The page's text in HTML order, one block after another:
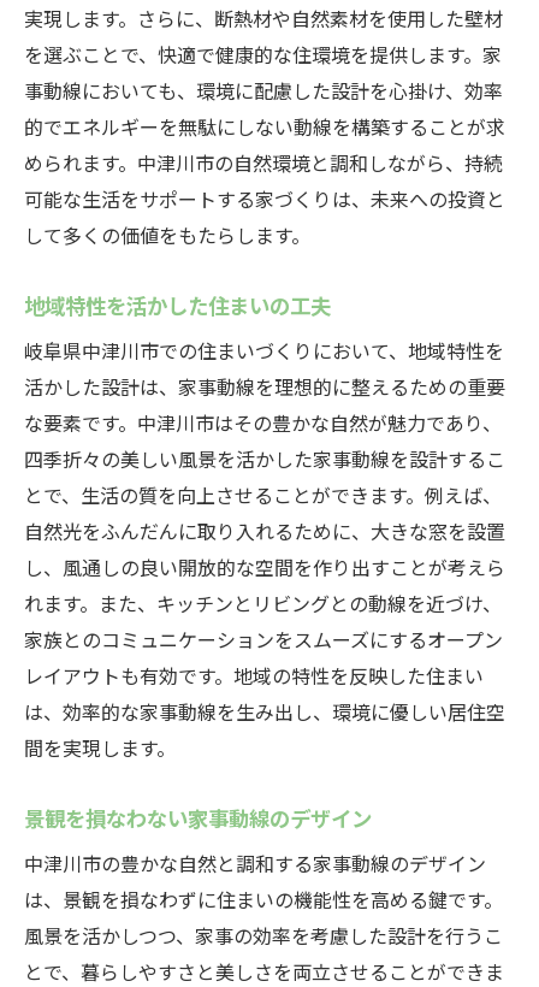
実現します。さらに、断熱材や自然素材を使用した壁材
を選ぶことで、快適で健康的な住環境を提供します。家
事動線においても、環境に配慮した設計を心掛け、効率
的でエネルギーを無駄にしない動線を構築することが求
められます。中津川市の自然環境と調和しながら、持続
可能な生活をサポートする家づくりは、未来への投資と
して多くの価値をもたらします。
地域特性を活かした住まいの工夫
岐阜県中津川市での住まいづくりにおいて、地域特性を
活かした設計は、家事動線を理想的に整えるための重要
な要素です。中津川市はその豊かな自然が魅力であり、
四季折々の美しい風景を活かした家事動線を設計するこ
とで、生活の質を向上させることができます。例えば、
自然光をふんだんに取り入れるために、大きな窓を設置
し、風通しの良い開放的な空間を作り出すことが考えら
れます。また、キッチンとリビングとの動線を近づけ、
家族とのコミュニケーションをスムーズにするオープン
レイアウトも有効です。地域の特性を反映した住まい
は、効率的な家事動線を生み出し、環境に優しい居住空
間を実現します。
景観を損なわない家事動線のデザイン
中津川市の豊かな自然と調和する家事動線のデザイン
は、景観を損なわずに住まいの機能性を高める鍵です。
風景を活かしつつ、家事の効率を考慮した設計を行うこ
とで、暮らしやすさと美しさを両立させることができま